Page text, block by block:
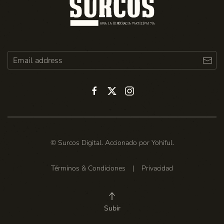
© Surcos Digital. Accionado por Yohiful.
Términos & Condiciones | Privacidad
Subir